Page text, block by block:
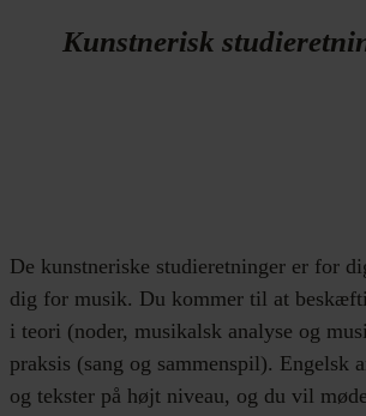
Kunstnerisk
De kunstneriske studieretninger er for
dig for musik. Du kommer til at
i teori (noder, musikalsk analyse og
praksis (sang og sammenspil). Engelsk
og tekster på højt niveau, og du vil